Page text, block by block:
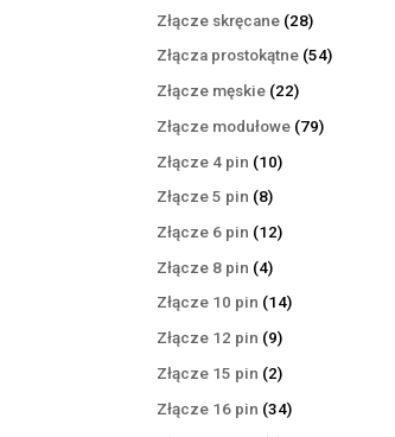
produktów
Złącze skręcane 2828
produktów
Złącza prostokątne 5454
Złącze męskie 2222
produkty
Złącze modułowe 7979
Złącze 4 pin 1010
Złącze 5 pin 88
produktów
Złącze 6 pin 1212
Złącze 8 pin 44
produkty
Złącze 10 pin 1414
Złącze 12 pin 99
produktów
Złącze 15 pin 22
produkty
Złącze 16 pin 3434